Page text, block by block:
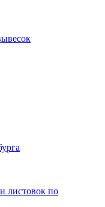
листовок по